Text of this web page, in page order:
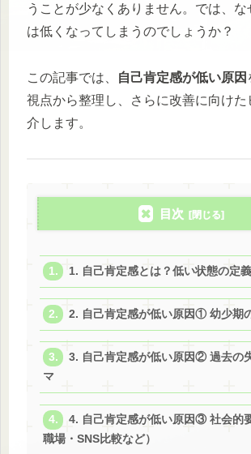
うことが少なくありません。では、
は低くなってしまうのでしょうか？
この記事では、 自己肯定感が低い原因
視点から整理し、さらに改善に向けた
介します。
目次
1. 自己肯定感とは？低い状態の定
2. 自己肯定感が低い原因① 幼少期
3. 自己肯定感が低い原因② 過去の
マ
4. 自己肯定感が低い原因③ 社会的
職場・SNS比較など）